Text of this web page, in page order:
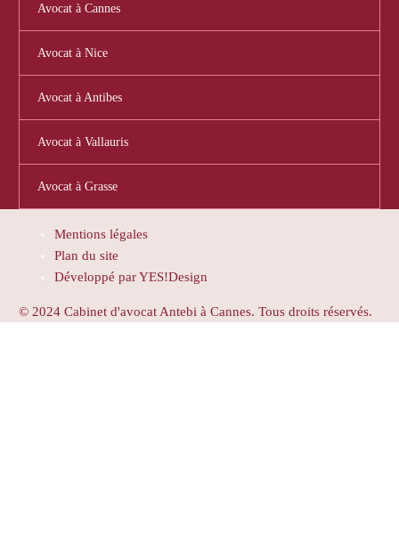
Avocat à Cannes
Avocat à Nice
Avocat à Antibes
Avocat à Vallauris
Avocat à Grasse
Mentions légales
Plan du site
Développé par YES!Design
© 2024 Cabinet d'avocat Antebi à Cannes. Tous droits réservés.